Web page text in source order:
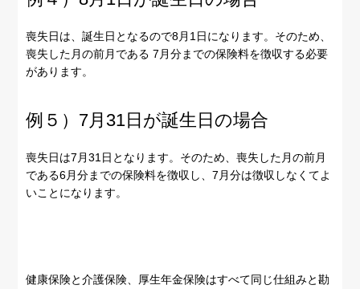
喪失日は、誕生日となるので8月1日になります。そのため、
喪失した月の前月である 7月分までの保険料を徴収する必要
があります。
例５）7月31日が誕生日の場合
喪失日は7月31日となります。そのため、喪失した月の前月
である6月分までの保険料を徴収し、7月分は徴収しなくてよ
いことになります。
健康保険と介護保険、厚生年金保険はすべて同じ仕組みと勘